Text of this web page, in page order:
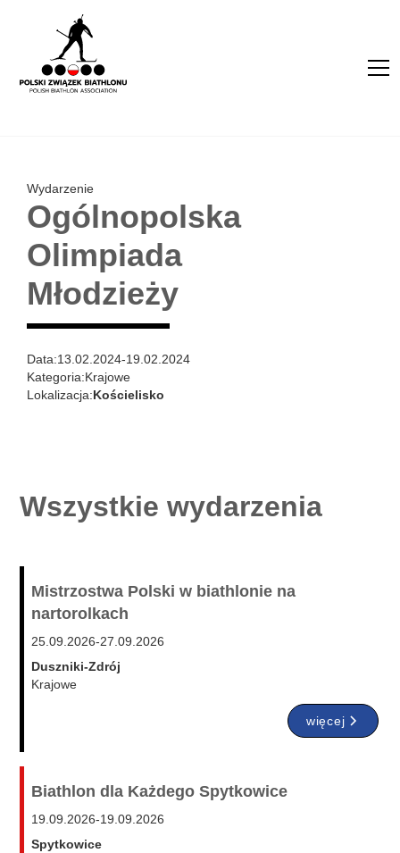
Wydarzenie
Ogólnopolska
Olimpiada
Młodzieży
Data:13.02.2024-19.02.2024
Kategoria:Krajowe
Lokalizacja:Kościelisko
Wszystkie wydarzenia
Mistrzostwa Polski w biathlonie na
nartorolkach
25.09.2026-27.09.2026
Duszniki-Zdrój
Krajowe
więcej
Biathlon dla Każdego Spytkowice
19.09.2026-19.09.2026
Spytkowice